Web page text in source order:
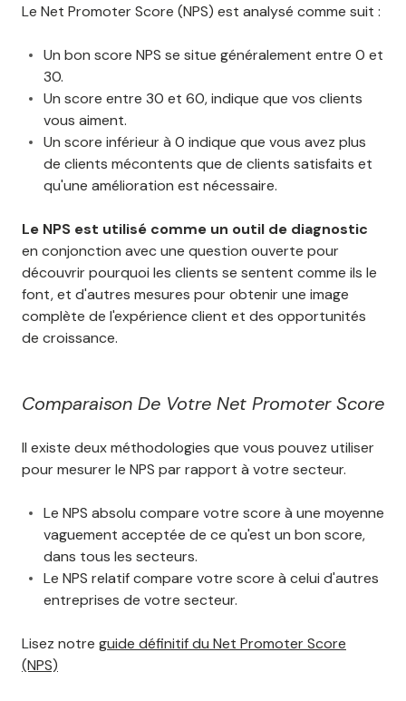
Le Net Promoter Score (NPS) est analysé comme suit :
Un bon score NPS se situe généralement entre 0 et
30.
Un score entre 30 et 60, indique que vos clients
vous aiment.
Un score inférieur à 0 indique que vous avez plus
de clients mécontents que de clients satisfaits et
qu'une amélioration est nécessaire.
Le NPS est utilisé comme un outil de diagnostic
en conjonction avec une question ouverte pour
découvrir pourquoi les clients se sentent comme ils le
font, et d'autres mesures pour obtenir une image
complète de l'expérience client et des opportunités
de croissance.
Comparaison De Votre Net Promoter Score
Il existe deux méthodologies que vous pouvez utiliser
pour mesurer le NPS par rapport à votre secteur.
Le NPS absolu compare votre score à une moyenne
vaguement acceptée de ce qu'est un bon score,
dans tous les secteurs.
Le NPS relatif compare votre score à celui d'autres
entreprises de votre secteur.
Lisez notre guide définitif du Net Promoter Score
(NPS)